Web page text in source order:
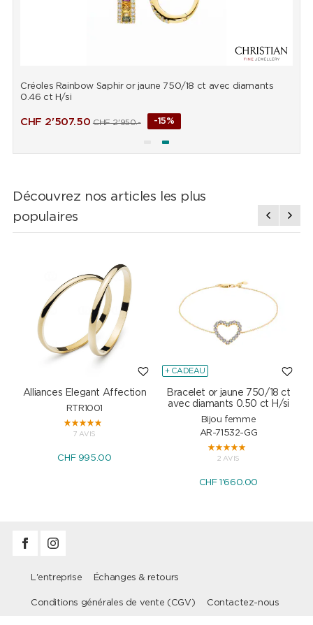
Créoles Rainbow Saphir or jaune 750/18 ct avec diamants
0.46 ct H/si
CHF 2'507.50 CHF2'950.- -15%
Découvrez nos articles les plus
populaires
Alliances Elegant Affection
RTR1001
7 AVIS
CHF 995.00
+ CADEAU
Bracelet or jaune 750/18 ct
avec diamants 0.50 ct H/si
Bijou femme
AR-71532-GG
2 AVIS
CHF 1'660.00
L'entreprise Échanges & retours
Conditions générales de vente (CGV) Contactez-nous